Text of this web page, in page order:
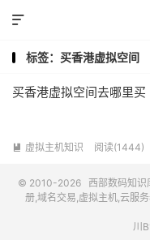

标签：买香港虚拟空间
买香港虚拟空间去哪里买
 虚拟主机知识 阅读(1444)
© 2010-2026 西部数码知识
册,域名交易,虚拟主机,云服
川